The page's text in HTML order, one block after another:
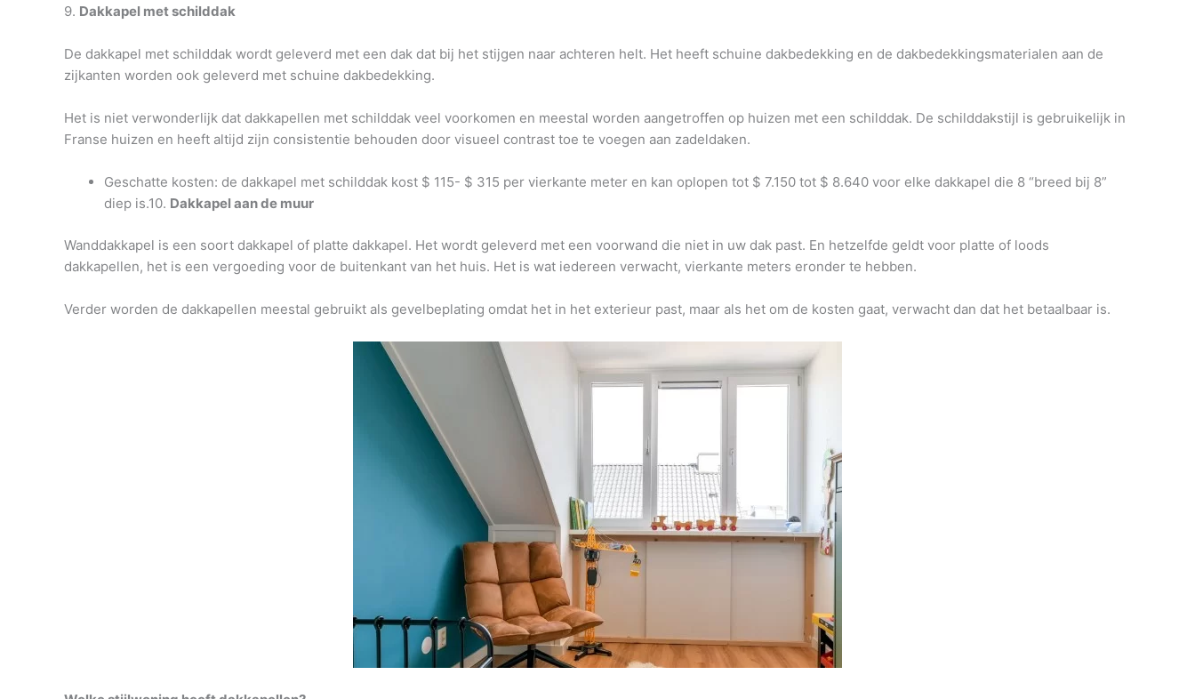
9. Dakkapel met schilddak
De dakkapel met schilddak wordt geleverd met een dak dat bij het stijgen naar achteren helt. Het heeft schuine dakbedekking en de dakbedekkingsmaterialen aan de
zijkanten worden ook geleverd met schuine dakbedekking.
Het is niet verwonderlijk dat dakkapellen met schilddak veel voorkomen en meestal worden aangetroffen op huizen met een schilddak. De schilddakstijl is gebruikelijk in
Franse huizen en heeft altijd zijn consistentie behouden door visueel contrast toe te voegen aan zadeldaken.
Geschatte kosten: de dakkapel met schilddak kost $ 115- $ 315 per vierkante meter en kan oplopen tot $ 7.150 tot $ 8.640 voor elke dakkapel die 8 “breed bij 8”
diep is.10. Dakkapel aan de muur
Wanddakkapel is een soort dakkapel of platte dakkapel. Het wordt geleverd met een voorwand die niet in uw dak past. En hetzelfde geldt voor platte of loods
dakkapellen, het is een vergoeding voor de buitenkant van het huis. Het is wat iedereen verwacht, vierkante meters eronder te hebben.
Verder worden de dakkapellen meestal gebruikt als gevelbeplating omdat het in het exterieur past, maar als het om de kosten gaat, verwacht dan dat het betaalbaar is.